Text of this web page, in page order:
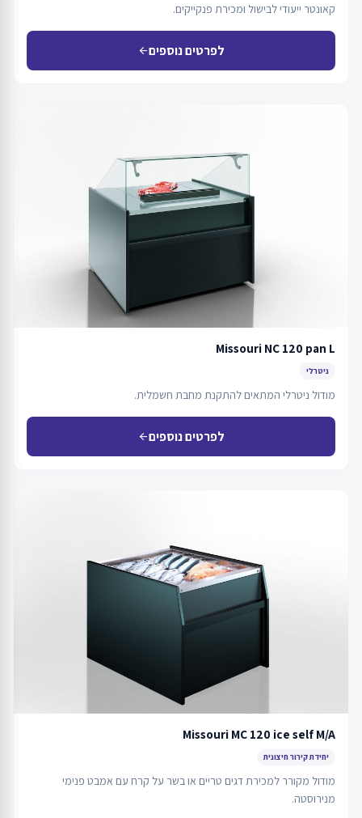
קאונטר ייעודי לבישול ומכירת פנקייקים.
לפרטים נוספיםarrow_back
Missouri NC 120 pan L
ניטרלי
מודול ניטרלי המתאים להתקנת מחבת חשמלית.
לפרטים נוספיםarrow_back
Missouri MC 120 ice self M/A
יחידת קירור חיצונית
מודול מקורר למכירת דגים טריים או בשר על קרח עם אמבט פנימי
מנירוסטה.